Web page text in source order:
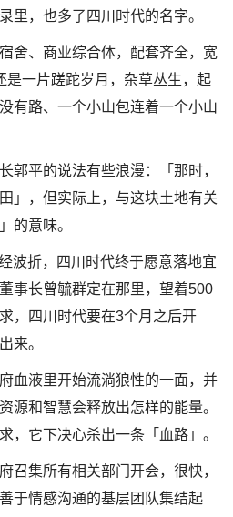
里，也多了四川时代的名字。
舍、商业综合体，配套齐全，宽
是一片蹉跎岁月，杂草丛生，起
有路、一个小山包连着一个小山
郭平的说法有些浪漫：「那时，
」，但实际上，与这块土地有关
的意味。
波折，四川时代终于愿意落地宜
事长曾毓群定在那里，望着500
，四川时代要在3个月之后开
来。
血液里开始流淌狼性的一面，并
源和智慧会释放出怎样的能量。
，它下决心杀出一条「血路」。
召集所有相关部门开会，很快，
于情感沟通的基层团队集结起